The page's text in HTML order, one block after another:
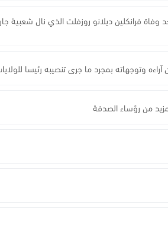
وفاة فرانكلين ديلانو روزفلت الذي نال
وتوجهاته بمجرد ما جرى تنصيبه رئيسا
من رؤساء الصدفة